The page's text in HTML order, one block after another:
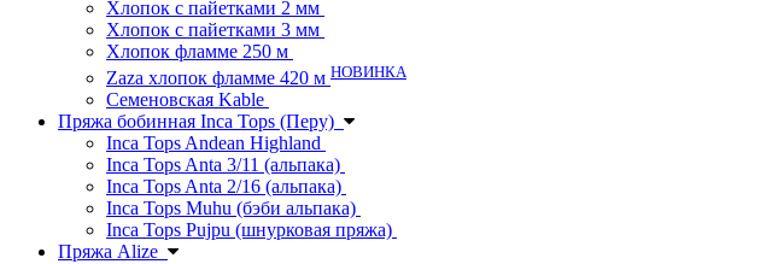
Хлопок с пайетками 2 мм
Хлопок с пайетками 3 мм
Хлопок фламме 250 м
Zaza хлопок фламме 420 м НОВИНКА
Семеновская Kable
Пряжа бобинная Inca Tops (Перу)
Inca Tops Andean Highland
Inca Tops Anta 3/11 (альпака)
Inca Tops Anta 2/16 (альпака)
Inca Tops Muhu (бэби альпака)
Inca Tops Pujpu (шнурковая пряжа)
Пряжа Alize